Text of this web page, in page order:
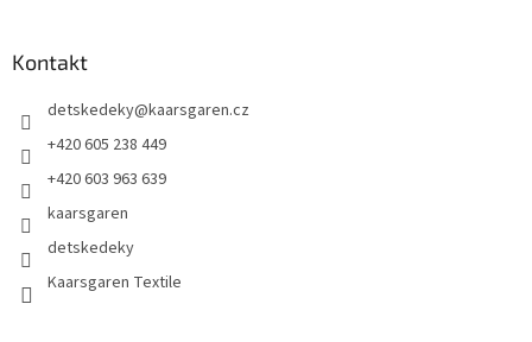
Kontakt
detskedeky@kaarsgaren.cz
+420 605 238 449
+420 603 963 639
kaarsgaren
detskedeky
Kaarsgaren Textile